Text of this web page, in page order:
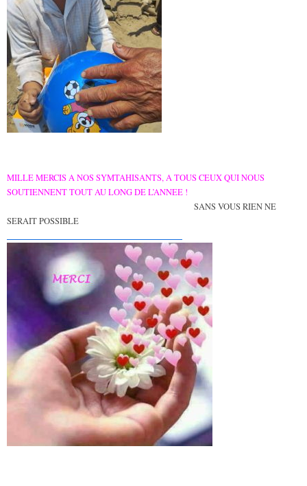
MILLE MERCIS A NOS SYMTAHISANTS, A TOUS CEUX QUI NOUS
SOUTIENNENT TOUT AU LONG DE L’ANNEE !
SANS VOUS RIEN NE
SERAIT POSSIBLE